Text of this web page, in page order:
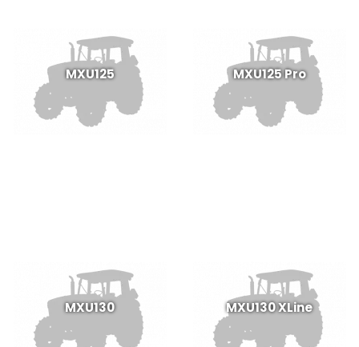
MXU125 MXU125 Pro
MXU130 MXU130 XLine